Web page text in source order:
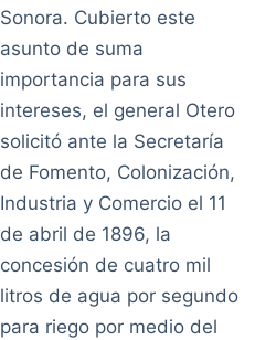
Sonora. Cubierto este
asunto de suma
importancia para sus
intereses, el general Otero
solicitó ante la Secretaría
de Fomento, Colonización,
Industria y Comercio el 11
de abril de 1896, la
concesión de cuatro mil
litros de agua por segundo
para riego por medio del